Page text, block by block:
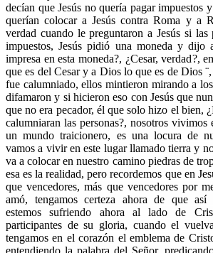
decían que Jesús no quería pagar impuestos
querían colocar a Jesús contra Roma y a
verdad cuando le preguntaron a Jesús si las
impuestos, Jesús pidió una moneda y dijo
impresa en esta moneda?, ¿Cesar, verdad?,
que es del Cesar y a Dios lo que es de Dios
fue calumniado, ellos mintieron mirando a
difamaron y si hicieron eso con Jesús que
que no era pecador, él que solo hizo el bien,
calumniaran las personas?, nosotros
un mundo traicionero, es una locura de
vamos a vivir en este lugar llamado tierra y
va a colocar en nuestro camino piedras de
esa es la realidad, pero recordemos que en
que vencedores, más que vencedores por
amó, tengamos certeza ahora de que así
estemos sufriendo ahora al lado de
participantes de su gloria, cuando el
tengamos en el corazón el emblema de